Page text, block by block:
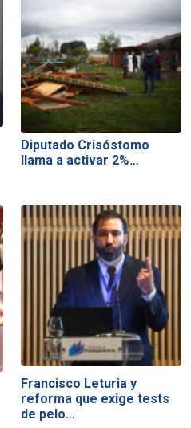
Diputado Crisóstomo
llama a activar 2%…
Francisco Leturia y
reforma que exige tests
de pelo…